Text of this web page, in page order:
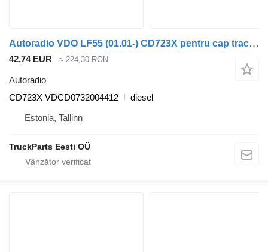
Autoradio VDO LF55 (01.01-) CD723X pentru cap tractor DAF LF45, LF55, LF180, CF65, CF75, CF85 (2001-)
42,74 EUR ≈ 224,30 RON
Autoradio
CD723X VDCD0732004412
diesel
Estonia, Tallinn
TruckParts Eesti OÜ